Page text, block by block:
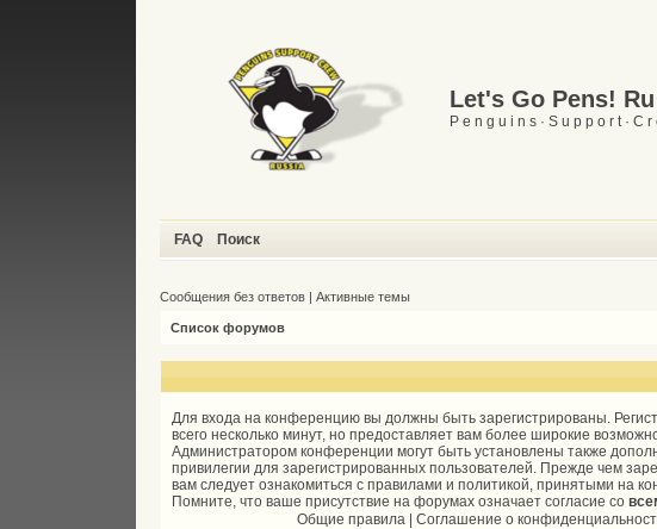
Let's Go Pens! Ru
P e n g u i n s · S u p p o r t · C
FAQ Поиск
Сообщения без ответов |Активные темы
Список форумов
Для входа на конференцию вы должны быть зарегистрированы.
всего несколько минут, но предоставляет вам более широкие
Администратором конференции могут быть установлены также
привилегии для зарегистрированных пользователей. Прежде чем
вам следует ознакомиться с правилами и политикой, принятыми на
Помните, что ваше присутствие на форумах означает согласие со
Общие правила| Соглашение о